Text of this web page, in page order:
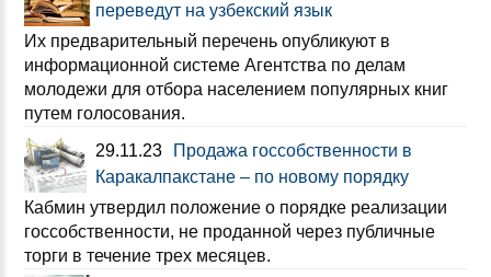
переведут на узбекский язык
Их предварительный перечень опубликуют в
информационной системе Агентства по делам
молодежи для отбора населением популярных книг
путем голосования.
29.11.23
Продажа госсобственности в
Каракалпакстане – по новому порядку
Кабмин утвердил положение о порядке реализации
госсобственности, не проданной через публичные
торги в течение трех месяцев.